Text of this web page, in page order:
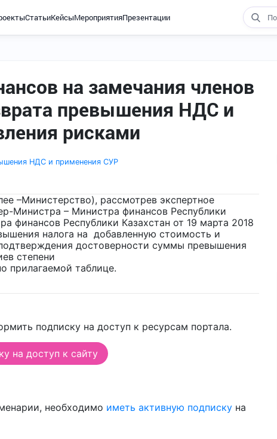
СтатьиКейсыМероприятияПрезентации
на замечания членов
превышения НДС и
рисками
НДС и применения СУР
–Министерство), рассмотрев экспертное
Министра – Министра финансов Республики
финансов Республики Казахстан от 19 марта 2018
налога на добавленную стоимость и
достоверности суммы превышения
степени
прилагаемой таблице.
подписку на доступ к ресурсам портала.
на доступ к сайту
необходимо иметь активную подписку на